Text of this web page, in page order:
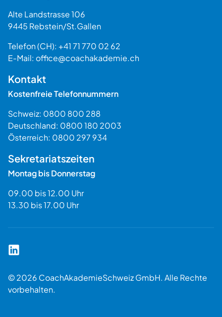
Alte Landstrasse 106
9445 Rebstein/St.Gallen
Telefon (CH): +41 71 770 02 62
E-Mail: office@coachakademie.ch
Kontakt
Kostenfreie Telefonnummern
Schweiz: 0800 800 288
Deutschland: 0800 180 2003
Österreich: 0800 297 934
Sekretariatszeiten
Montag bis Donnerstag
09.00 bis 12.00 Uhr
13.30 bis 17.00 Uhr
Coach Akademie Schweiz auf LinkedIn
© 2026 CoachAkademieSchweiz GmbH. Alle Rechte
vorbehalten.